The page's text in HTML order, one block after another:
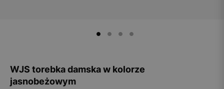
WJS torebka damska w kolorze
jasnobeżowym